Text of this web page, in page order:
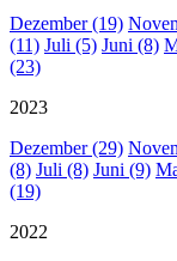
Dezember (19)
(11) Juli (5) Juni (8)
(23)
2023
Dezember (29)
(8) Juli (8) Juni (9)
(19)
2022